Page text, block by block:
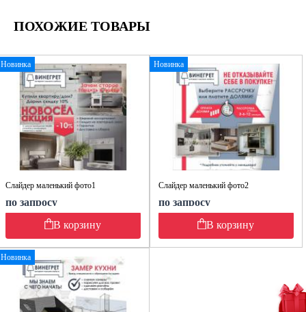
ПОХОЖИЕ ТОВАРЫ
Новинка
Слайдер маленький фото1
по запросу
В корзину
Новинка
Слайдер маленький фото2
по запросу
В корзину
Новинка